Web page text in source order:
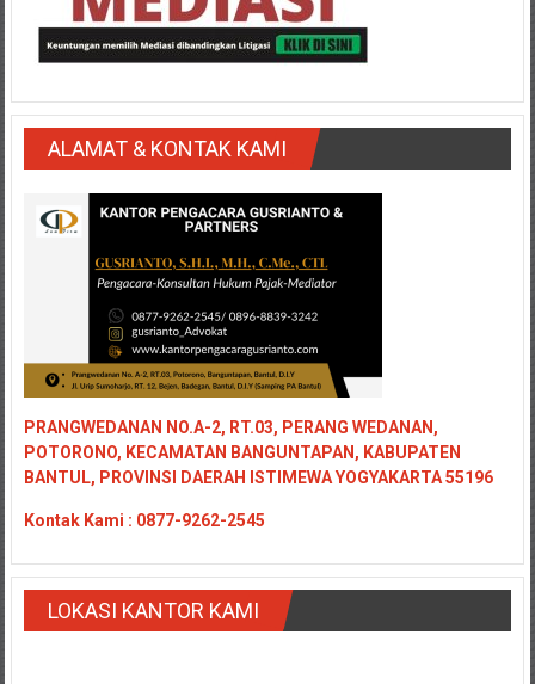
ALAMAT & KONTAK KAMI
PRANGWEDANAN NO.A-2, RT.03, PERANG WEDANAN,
POTORONO, KECAMATAN BANGUNTAPAN, KABUPATEN
BANTUL, PROVINSI DAERAH ISTIMEWA YOGYAKARTA 55196
Kontak Kami : 0877-9262-2545
LOKASI KANTOR KAMI